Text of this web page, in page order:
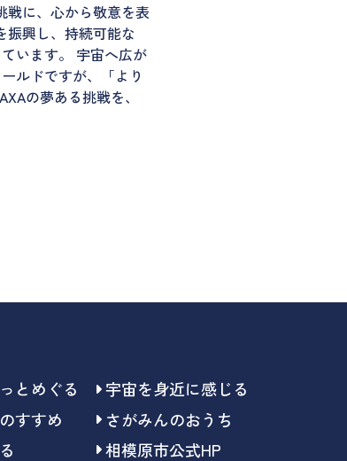
戦に、心から敬意を表
振興し、持続可能な
います。 宇宙へ広が
ルドですが、「より
の夢ある挑戦を、
とめぐる
宇宙を身近に感じる
すすめ
さがみんのおうち
相模原市公式HP